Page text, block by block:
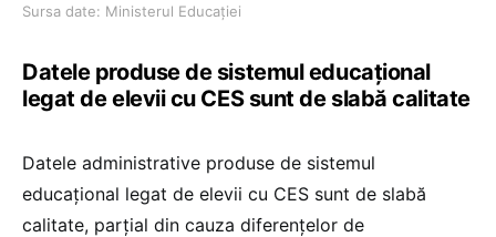
Sursa date: Ministerul Educației
Datele produse de sistemul educațional
legat de elevii cu CES sunt de slabă calitate
Datele administrative produse de sistemul
educațional legat de elevii cu CES sunt de slabă
calitate, parțial din cauza diferențelor de